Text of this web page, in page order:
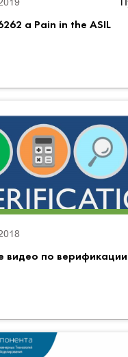
a Pain in the ASIL
видео по верификации